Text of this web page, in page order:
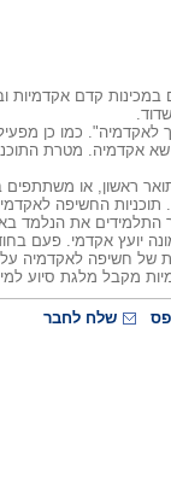
כמו כן מפעיל
אקדמיה. מטרת
ראשון, או
החשיפה
התלמידים את הנלמד
בעיר . בכל תיכון מונה
של חשיפה לאקדמיה
מקבל מלגת סיוע
שלח לחבר